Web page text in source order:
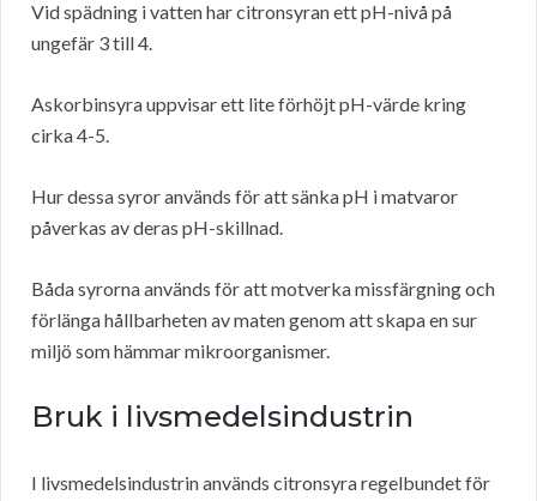
Vid spädning i vatten har citronsyran ett pH-nivå på
ungefär 3 till 4.
Askorbinsyra uppvisar ett lite förhöjt pH-värde kring
cirka 4-5.
Hur dessa syror används för att sänka pH i matvaror
påverkas av deras pH-skillnad.
Båda syrorna används för att motverka missfärgning och
förlänga hållbarheten av maten genom att skapa en sur
miljö som hämmar mikroorganismer.
Bruk i livsmedelsindustrin
I livsmedelsindustrin används citronsyra regelbundet för